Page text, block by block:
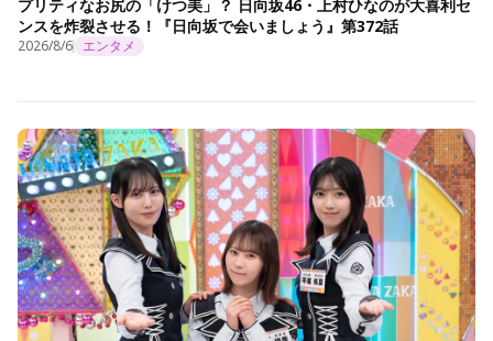
プリティなお尻の「けつ美」？ 日向坂46・上村ひなのが大喜利セ
ンスを炸裂させる！『日向坂で会いましょう』第372話
2026/8/6 エンタメ